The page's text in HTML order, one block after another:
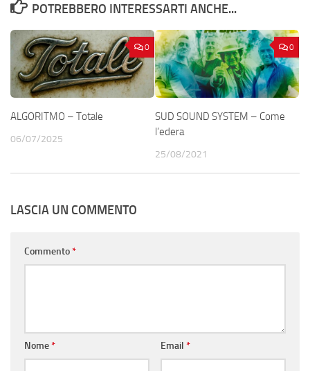
POTREBBERO INTERESSARTI ANCHE...
0
ALGORITMO – Totale
06/07/2025
0
SUD SOUND SYSTEM – Come
l’edera
25/08/2021
LASCIA UN COMMENTO
Commento*
Nome* Email *